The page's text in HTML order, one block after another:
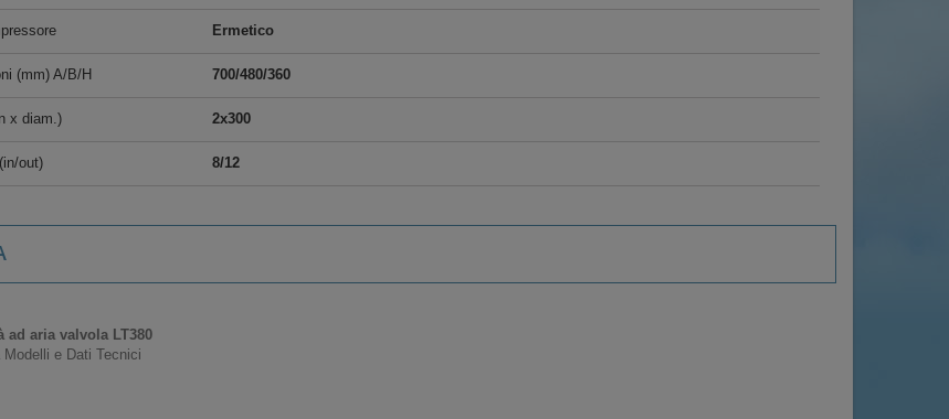
Ermetico
(mm) A/B/H 700/480/360
x diam.) 2x300
out) 8/12
ad aria valvola LT380
e Dati Tecnici